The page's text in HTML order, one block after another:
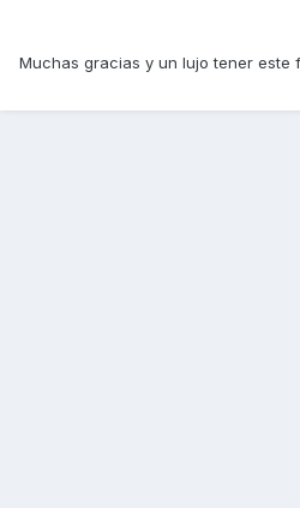
Muchas gracias y un lujo tener este